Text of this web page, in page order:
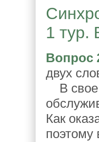
1 тур.
Вопрос
двух
В свое
Как
поэтому